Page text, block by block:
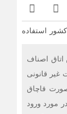
اتاق اصناف
غیر قانونی
قاچاق
مورد ورود